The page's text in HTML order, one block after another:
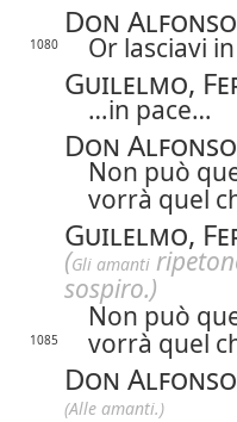
Don Alfonso
1080 Or lasciavi
Guilelmo,
…in pace…
Don Alfonso
Non può
vorrà quel
Guilelmo,
(Gli amanti
sospiro.)
Non può
1085 vorrà quel
Don Alfonso
(Alle amanti.)